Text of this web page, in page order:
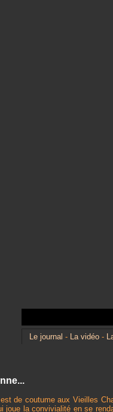
Le journal - La vidéo-
de coutume aux Vieilles
joue la convivialité en se